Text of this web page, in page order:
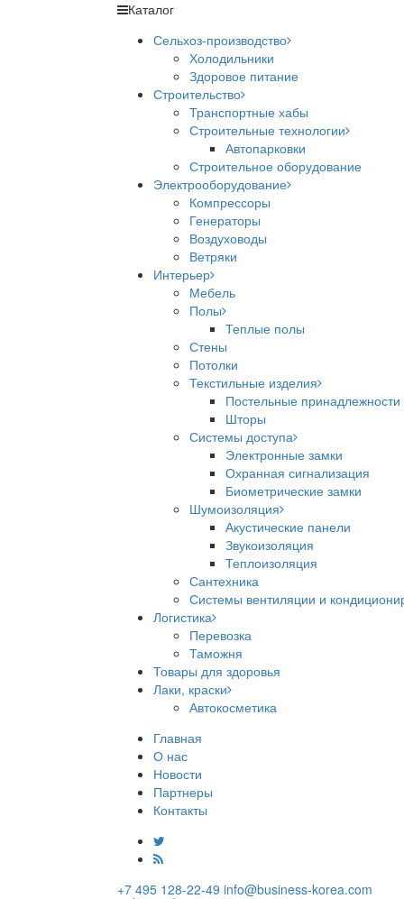
Каталог
Сельхоз-производство
Холодильники
Здоровое питание
Строительство
Транспортные хабы
Строительные технологии
Автопарковки
Строительное оборудование
Электрооборудование
Компрессоры
Генераторы
Воздуховоды
Ветряки
Интерьер
Мебель
Полы
Теплые полы
Стены
Потолки
Текстильные изделия
Постельные принадлежности
Шторы
Системы доступа
Электронные замки
Охранная сигнализация
Биометрические замки
Шумоизоляция
Акустические панели
Звукоизоляция
Теплоизоляция
Сантехника
Системы вентиляции и
Логистика
Перевозка
Таможня
Товары для здоровья
Лаки, краски
Автокосметика
Главная
О нас
Новости
Партнеры
Контакты
+7 495 128-22-49 info@business-korea.com